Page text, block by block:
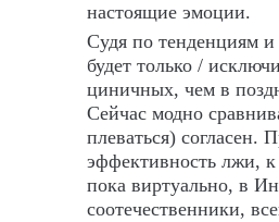
настоящие эмоции.
Судя по тенденциям
будет только /
циничных, чем в
Сейчас модно
плеваться)
эффективность лжи,
пока виртуально, в
соотечественники,